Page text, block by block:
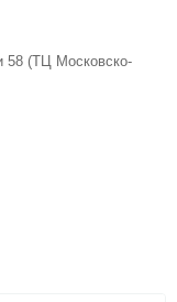
58 (ТЦ Московско-